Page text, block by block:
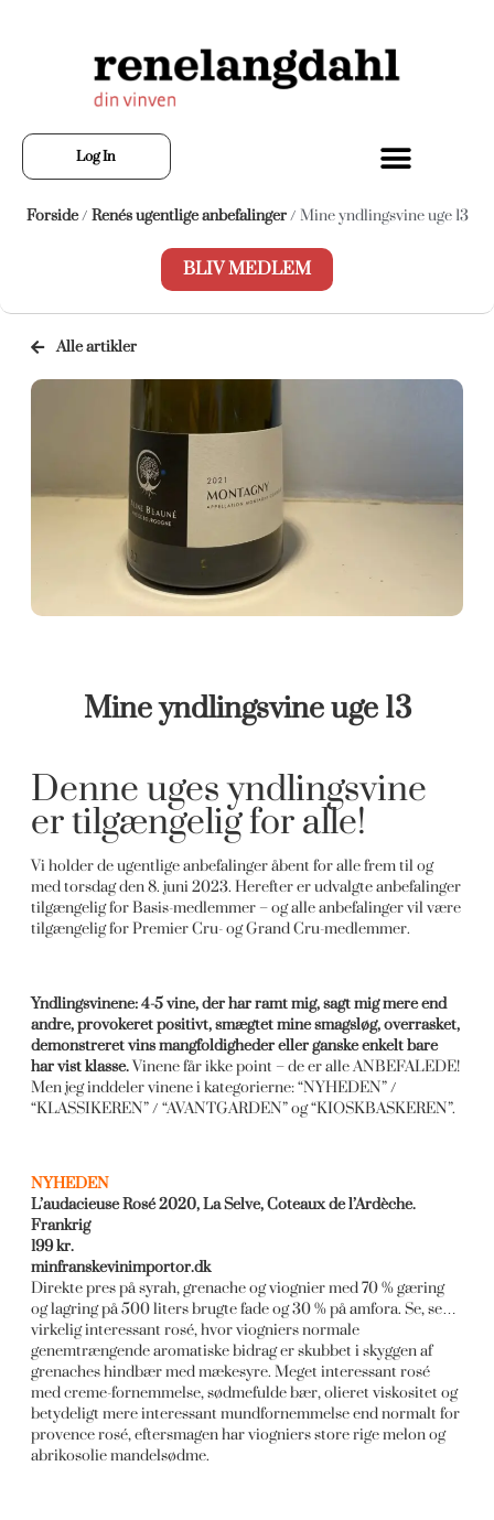
Log In
Forside/ Renés ugentlige anbefalinger/ Mine yndlingsvine uge 13
BLIV MEDLEM
Alle artikler
Mine yndlingsvine uge 13
Denne uges yndlingsvine
er tilgængelig for alle!
Vi holder de ugentlige anbefalinger åbent for alle frem til og
med torsdag den 8. juni 2023. Herefter er udvalgte anbefalinger
tilgængelig for Basis-medlemmer – og alle anbefalinger vil være
tilgængelig for Premier Cru- og Grand Cru-medlemmer.
Yndlingsvinene: 4-5 vine, der har ramt mig, sagt mig mere end
andre, provokeret positivt, smægtet mine smagsløg, overrasket,
demonstreret vins mangfoldigheder eller ganske enkelt bare
har vist klasse.Vinene får ikke point – de er alle ANBEFALEDE!
Men jeg inddeler vinene i kategorierne: “NYHEDEN” /
“KLASSIKEREN” / “AVANTGARDEN” og “KIOSKBASKEREN”.
NYHEDEN
L’audacieuse Rosé 2020, La Selve, Coteaux de l’Ardèche.
Frankrig
199 kr.
minfranskevinimportor.dk
Direkte pres på syrah, grenache og viognier med 70 % gæring
og lagring på 500 liters brugte fade og 30 % på amfora. Se, se…
virkelig interessant rosé, hvor viogniers normale
genemtrængende aromatiske bidrag er skubbet i skyggen af
grenaches hindbær med mækesyre. Meget interessant rosé
med creme-fornemmelse, sødmefulde bær, olieret viskositet og
betydeligt mere interessant mundfornemmelse end normalt for
provence rosé, eftersmagen har viogniers store rige melon og
abrikosolie mandelsødme.